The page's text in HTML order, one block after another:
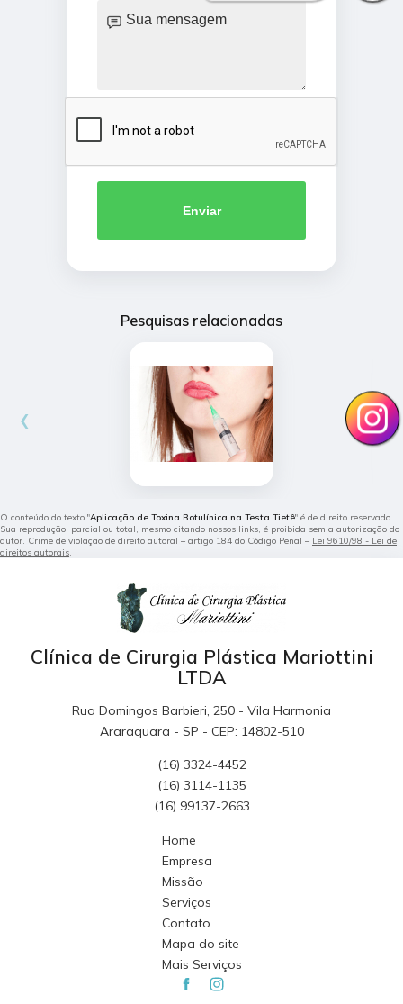
Enviar
Pesquisas relacionadas
‹ ›
O conteúdo do texto "Aplicação de Toxina Botulínica na Testa Tietê" é de direito reservado.
Sua reprodução, parcial ou total, mesmo citando nossos links, é proibida sem a autorização do
autor. Crime de violação de direito autoral – artigo 184 do Código Penal – Lei 9610/98 - Lei de
direitos autorais.
Clínica de Cirurgia Plástica Mariottini
LTDA
Rua Domingos Barbieri, 250 - Vila Harmonia
Araraquara - SP - CEP: 14802-510
(16) 3324-4452
(16) 3114-1135
(16) 99137-2663
Home
Empresa
Missão
Serviços
Contato
Mapa do site
Mais Serviços